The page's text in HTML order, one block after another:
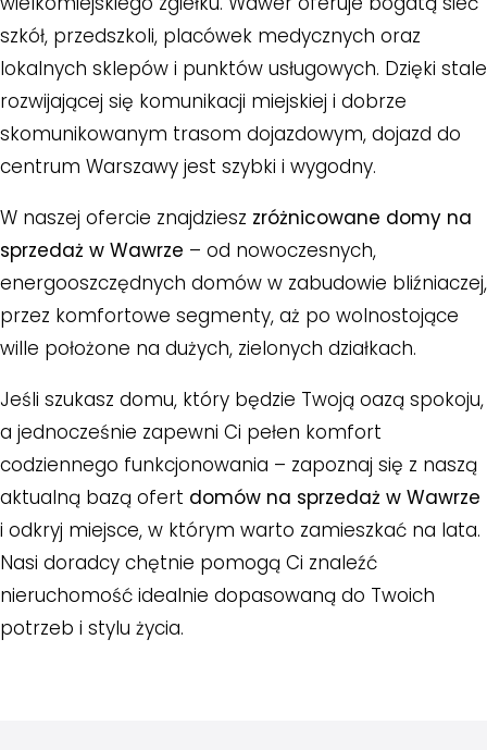
szkół, przedszkoli, placówek medycznych oraz
lokalnych sklepów i punktów usługowych. Dzięki stale
rozwijającej się komunikacji miejskiej i dobrze
skomunikowanym trasom dojazdowym, dojazd do
centrum Warszawy jest szybki i wygodny.
W naszej ofercie znajdziesz zróżnicowane domy na
sprzedaż w Wawrze – od nowoczesnych,
energooszczędnych domów w zabudowie bliźniaczej,
przez komfortowe segmenty, aż po wolnostojące
wille położone na dużych, zielonych działkach.
Jeśli szukasz domu, który będzie Twoją oazą spokoju,
a jednocześnie zapewni Ci pełen komfort
codziennego funkcjonowania – zapoznaj się z naszą
aktualną bazą ofert domów na sprzedaż w Wawrze
i odkryj miejsce, w którym warto zamieszkać na lata.
Nasi doradcy chętnie pomogą Ci znaleźć
nieruchomość idealnie dopasowaną do Twoich
potrzeb i stylu życia.